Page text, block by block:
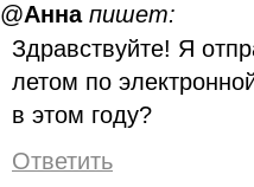
@Анна пишет:
Здравствуйте! Я
летом по
в этом году?
Ответить